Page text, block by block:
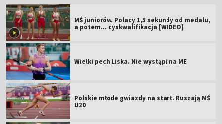
MŚ juniorów. Polacy 1,5 sekundy od medalu,
a potem... dyskwalifikacja [WIDEO]
Wielki pech Liska. Nie wystąpi na ME
Polskie młode gwiazdy na start. Ruszają MŚ
U20